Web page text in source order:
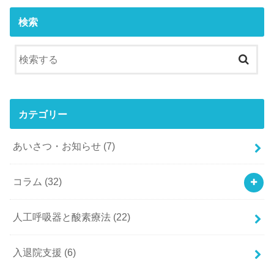
検索
カテゴリー
あいさつ・お知らせ (7)
コラム (32)
人工呼吸器と酸素療法 (22)
入退院支援 (6)